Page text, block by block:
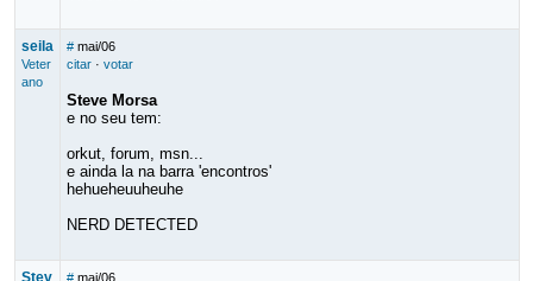
seila
Veter
ano
# mai/06
citar· votar
Steve Morsa
e no seu tem:
orkut, forum, msn...
e ainda la na barra 'encontros'
hehueheuuheuhe
NERD DETECTED
Stev # mai/06